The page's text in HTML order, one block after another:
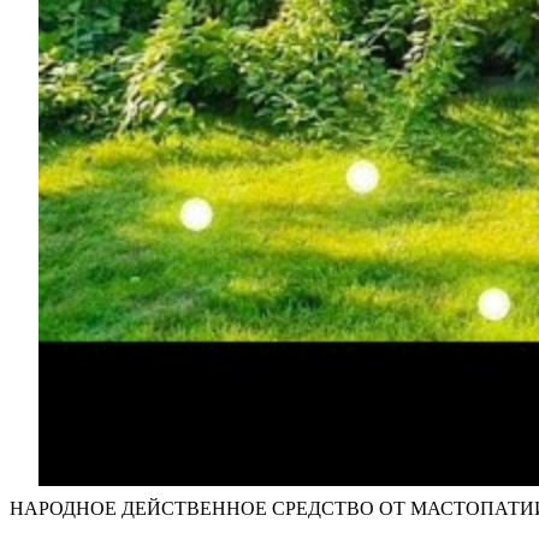
НАРОДНОЕ ДЕЙСТВЕННОЕ СРЕДСТВО ОТ